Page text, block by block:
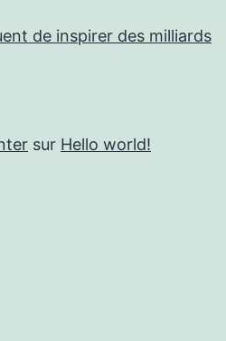
de inspirer des milliards
sur Hello world!